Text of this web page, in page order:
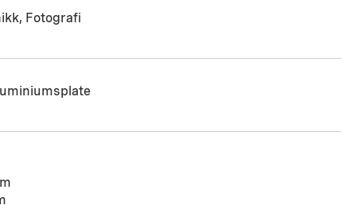
Fotografi